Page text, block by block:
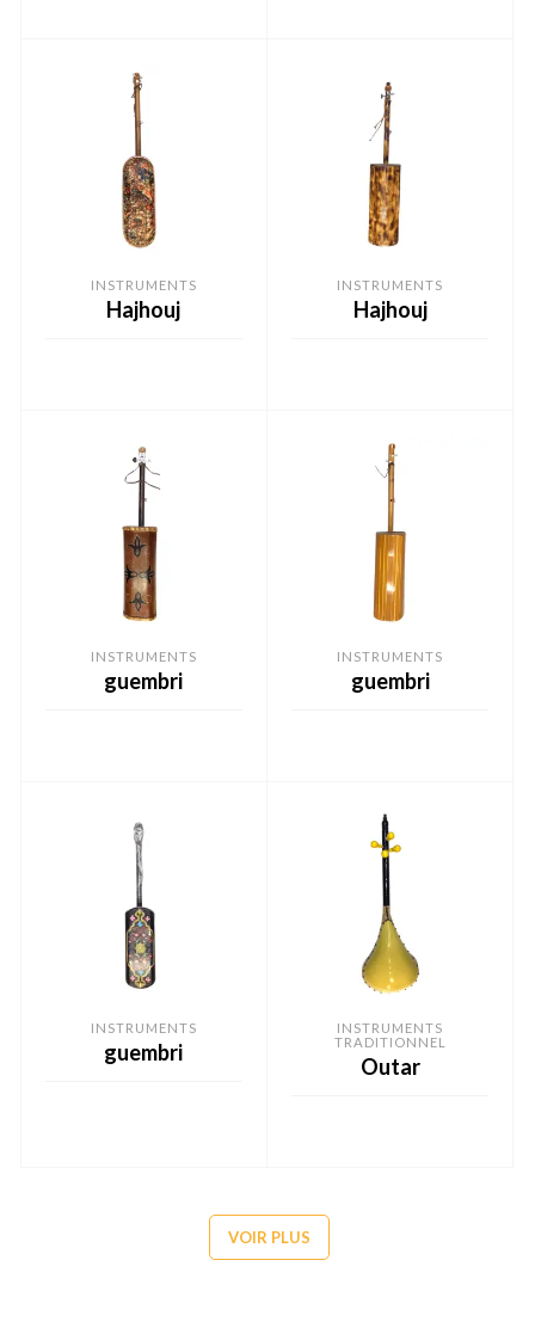
INSTRUMENTS
Hajhouj
INSTRUMENTS
Hajhouj
INSTRUMENTS
guembri
INSTRUMENTS
guembri
INSTRUMENTS
guembri
INSTRUMENTS
TRADITIONNEL
Outar
VOIR PLUS